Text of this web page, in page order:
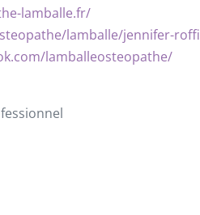
lamballe.fr/
lamballe/jennifer-
lamballeosteopathe/